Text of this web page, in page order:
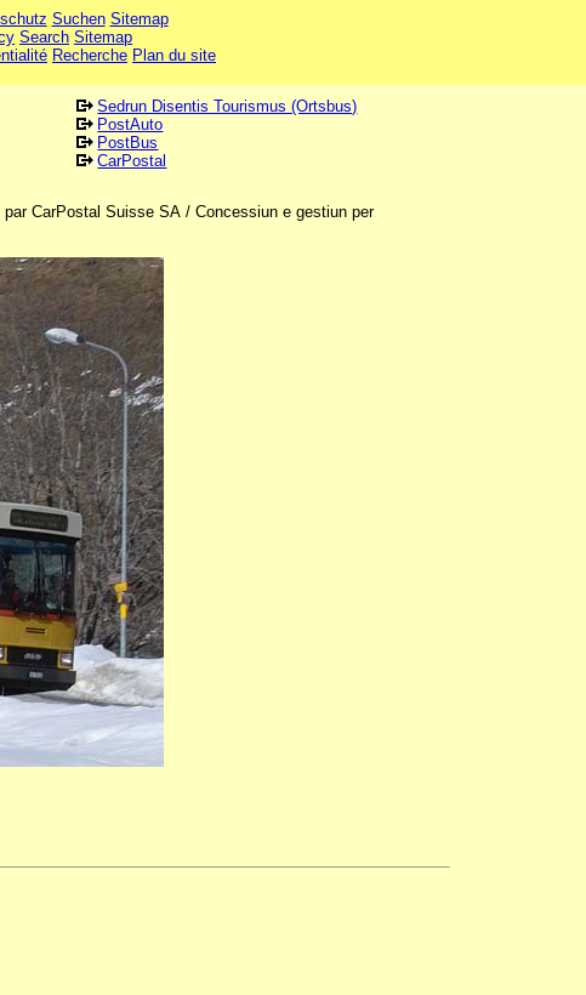
Suchen Sitemap
Search Sitemap
Recherche Plan du site
Sedrun Disentis Tourismus (Ortsbus)
PostAuto
PostBus
CarPostal
CarPostal Suisse SA / Concessiun e gestiun per